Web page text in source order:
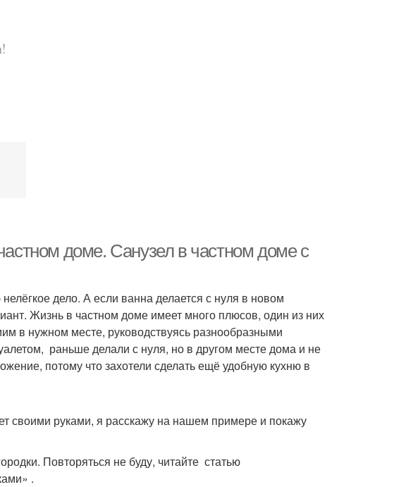
доме. Санузел в частном доме с
дело. А если ванна делается с нуля в новом
Жизнь в частном доме имеет много плюсов, один из них
в нужном месте, руководствуясь разнообразными
раньше делали с нуля, но в другом месте дома и не
потому что захотели сделать ещё удобную кухню в
своими руками, я расскажу на нашем примере и покажу
Повторяться не буду, читайте статью
.